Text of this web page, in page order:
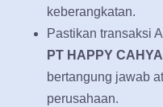
keberangkatan.
Pastikan transaksi
PT HAPPY
bertangung jawab
perusahaan.